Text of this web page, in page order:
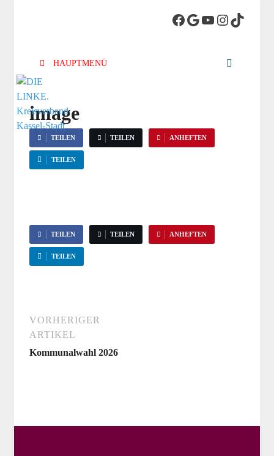
Kreisverband
Kassel-Stadt
HAUPTMENÜ
image
TEILEN TEILEN ANHEFTEN
TEILEN
TEILEN TEILEN ANHEFTEN
TEILEN
VORHERIGER
ARTIKEL
Kommunalwahl 2026